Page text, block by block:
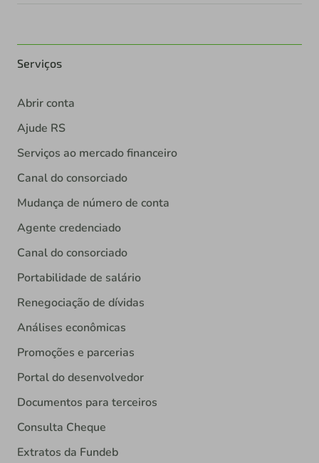
Serviços
Abrir conta
Ajude RS
Serviços ao mercado financeiro
Canal do consorciado
Mudança de número de conta
Agente credenciado
Canal do consorciado
Portabilidade de salário
Renegociação de dívidas
Análises econômicas
Promoções e parcerias
Portal do desenvolvedor
Documentos para terceiros
Consulta Cheque
Extratos da Fundeb